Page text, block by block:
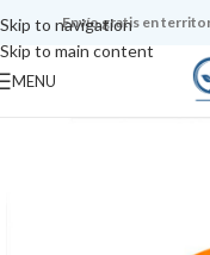
Skip to navigation
Skip to main content
Envío gratis en
MENU